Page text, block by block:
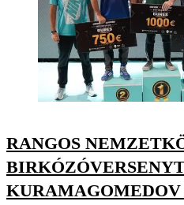
RANGOS